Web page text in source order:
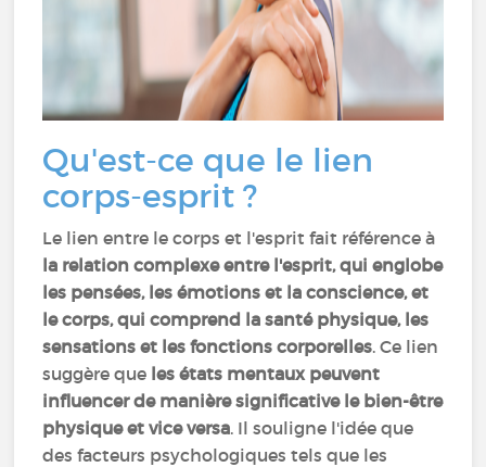
Qu'est-ce que le lien
corps-esprit ?
Le lien entre le corps et l'esprit fait référence à
la relation complexe entre l'esprit, qui englobe
les pensées, les émotions et la conscience, et
le corps, qui comprend la santé physique, les
sensations et les fonctions corporelles. Ce lien
suggère que les états mentaux peuvent
influencer de manière significative le bien-être
physique et vice versa. Il souligne l'idée que
des facteurs psychologiques tels que les